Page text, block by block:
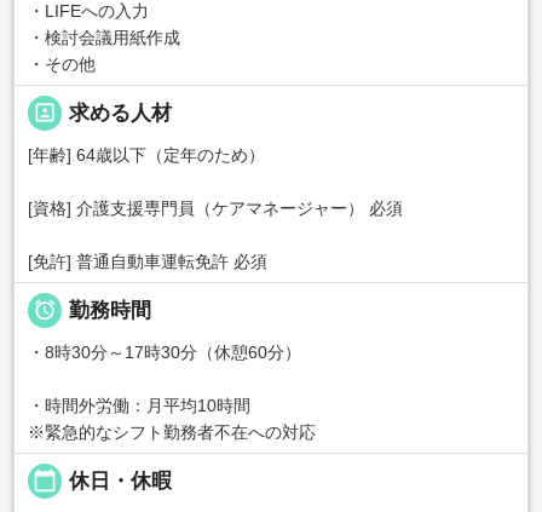
・LIFEへの入力
・検討会議用紙作成
・その他
portrait 求める人材
[年齢] 64歳以下（定年のため）
[資格] 介護支援専門員（ケアマネージャー） 必須
[免許] 普通自動車運転免許 必須
 勤務時間
・8時30分～17時30分（休憩60分）
・時間外労働：月平均10時間
※緊急的なシフト勤務者不在への対応
calendar_today 休日・休暇